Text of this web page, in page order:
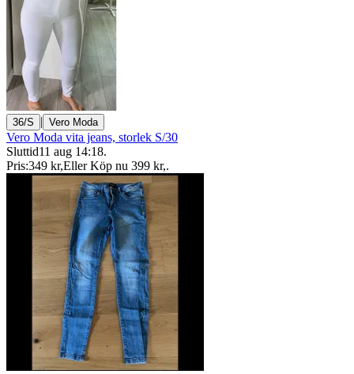
36/S | Vero Moda
Vero Moda vita jeans, storlek S/30
Sluttid11 aug 14:18.
Pris:349 kr,Eller Köp nu 399 kr,.